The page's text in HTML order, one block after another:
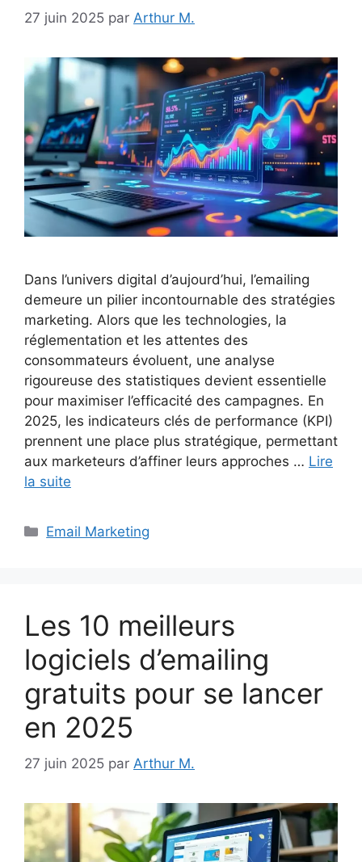
27 juin 2025 par Arthur M.
Dans l’univers digital d’aujourd’hui, l’emailing
demeure un pilier incontournable des stratégies
marketing. Alors que les technologies, la
réglementation et les attentes des
consommateurs évoluent, une analyse
rigoureuse des statistiques devient essentielle
pour maximiser l’efficacité des campagnes. En
2025, les indicateurs clés de performance (KPI)
prennent une place plus stratégique, permettant
aux marketeurs d’affiner leurs approches … Lire
la suite
Catégories
Email Marketing
Les 10 meilleurs
logiciels d’emailing
gratuits pour se lancer
en 2025
27 juin 2025 par Arthur M.